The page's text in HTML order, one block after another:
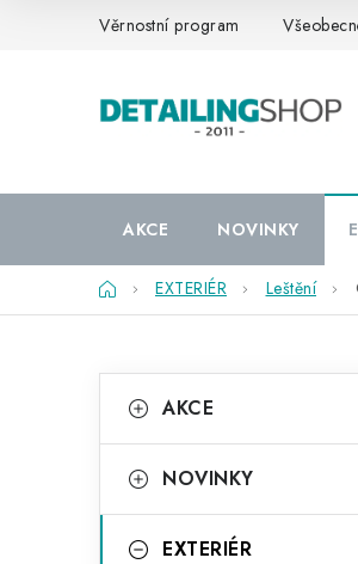
Věrnostní program
AKCE NOVINKY
DomůEXTERIÉR Leštění
o
t
kategorie
a
e
AKCE
NOVINKY
EXTERIÉR